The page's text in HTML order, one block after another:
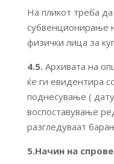
На пликот треба да
субвенционирање
физички лица за
4.5.Архивата на
ќе ги евидентира
поднесување (
воспоставување
разгледуваат
5.Начин на